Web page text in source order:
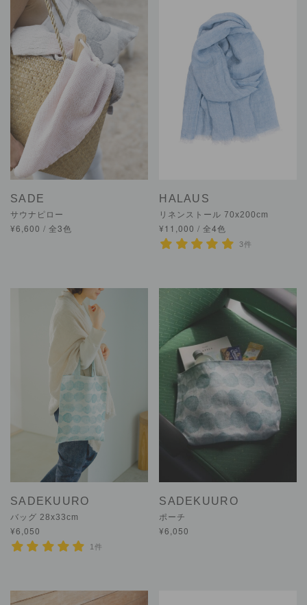
SADE
サウナピロー
¥6,600 / 全3色
HALAUS
リネンストール 70x200cm
¥11,000 / 全4色
3件
SADEKUURO
バッグ 28x33cm
¥6,050
1件
SADEKUURO
ポーチ
¥6,050